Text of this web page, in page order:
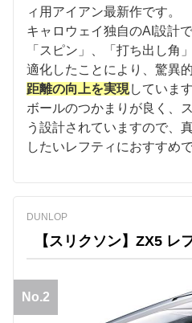
ィ用アイアン最新作です。
キャロウェイ独自のAI設計
「スピン」、「打ち出し角
適化したことにより、驚異
距離の向上を実現しています
ボールのつかまりが良く、
う設計されていますので、
したいレフティにおすすめで
DUNLOP
【スリクソン】ZX5 レ
No.2